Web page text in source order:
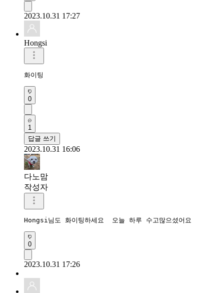
2023.10.31 17:27
Hongsi
화이팅
0
1
답글 쓰기
2023.10.31 16:06
다노맘
작성자
Hongsi님도 화이팅하세요  오늘 하루 수고많으셨어요
0
2023.10.31 17:26